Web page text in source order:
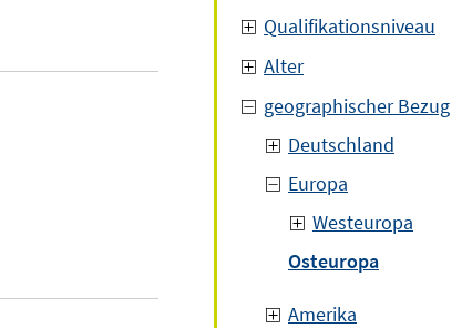
Qualifikationsniveau
Alter
geographischer Bezug
Deutschland
Europa
Westeuropa
Osteuropa
Amerika